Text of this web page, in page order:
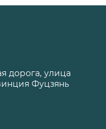
дорога, улица
Фуцзянь